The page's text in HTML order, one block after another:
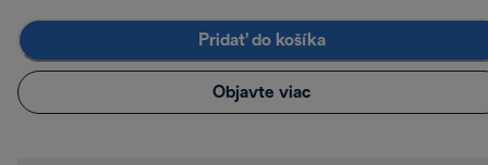
Pridať do košíka
Objavte viac